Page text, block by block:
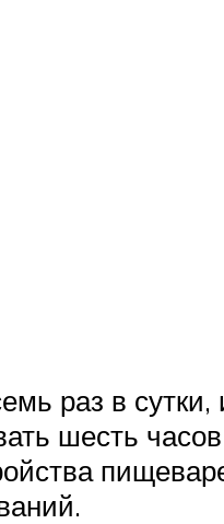
раз в
шесть